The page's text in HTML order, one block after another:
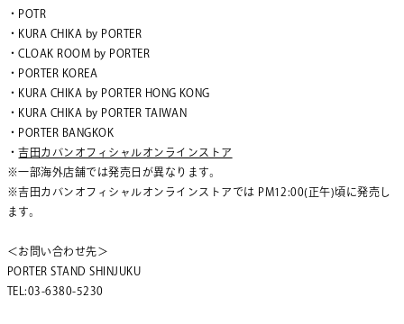
・POTR
・KURA CHIKA by PORTER
・CLOAK ROOM by PORTER
・PORTER KOREA
・KURA CHIKA by PORTER HONG KONG
・KURA CHIKA by PORTER TAIWAN
・PORTER BANGKOK
・吉田カバンオフィシャルオンラインストア
※一部海外店舗では発売日が異なります。
※吉田カバンオフィシャルオンラインストアでは PM12:00(正午)頃に発売し
ます。
＜お問い合わせ先＞
PORTER STAND SHINJUKU
TEL:03-6380-5230